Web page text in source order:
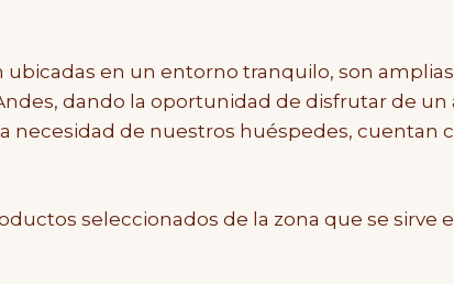
en un entorno tranquilo, son
dando la oportunidad de disfrutar de
necesidad de nuestros huéspedes, cuentan
seleccionados de la zona que se sirve